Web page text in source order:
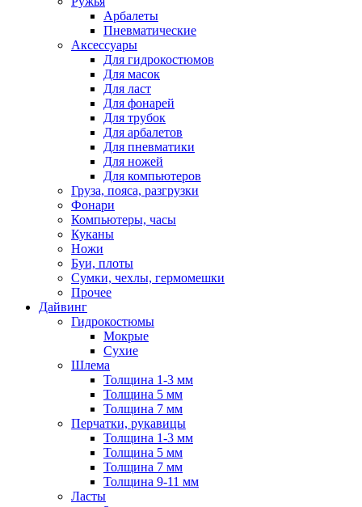
Арбалеты
Пневматические
Аксессуары
Для гидрокостюмов
Для масок
Для ласт
Для фонарей
Для трубок
Для арбалетов
Для пневматики
Для ножей
Для компьютеров
Груза, пояса, разгрузки
Фонари
Компьютеры, часы
Куканы
Ножи
Буи, плоты
Сумки, чехлы, гермомешки
Прочее
Дайвинг
Гидрокостюмы
Мокрые
Сухие
Шлема
Толщина 1-3 мм
Толщина 5 мм
Толщина 7 мм
Перчатки, рукавицы
Толщина 1-3 мм
Толщина 5 мм
Толщина 7 мм
Толщина 9-11 мм
Ласты